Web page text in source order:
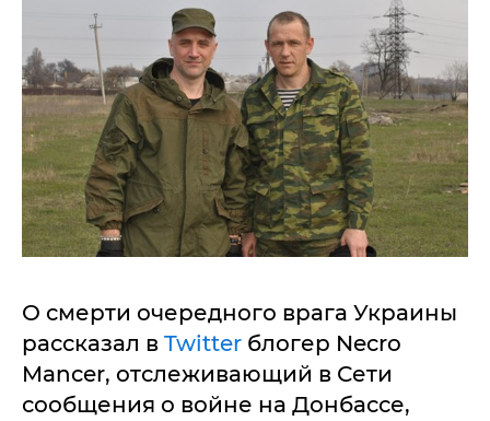
О смерти очередного врага Украины
рассказал в Twitter блогер Necro
Mancer, отслеживающий в Сети
сообщения о войне на Донбассе,